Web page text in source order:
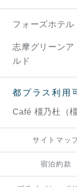
フォーズホテ
志摩グリーンア
ルド
都プラス利用
Café 橿乃杜（
サイトマッ
宿泊約款